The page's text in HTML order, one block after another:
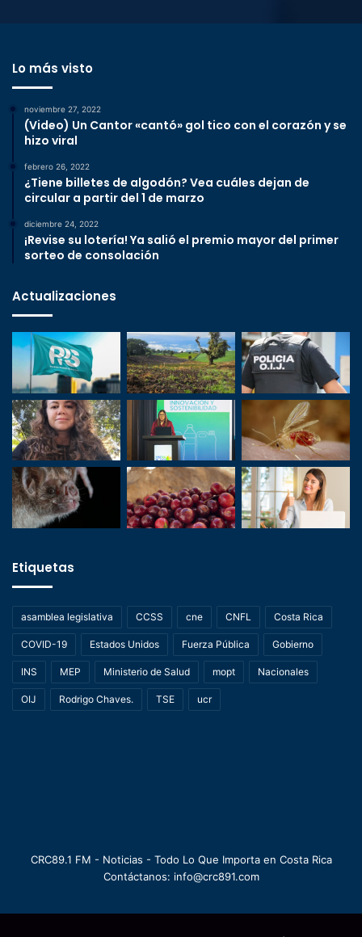
Lo más visto
noviembre 27, 2022
(Video) Un Cantor «cantó» gol tico con el corazón y se
hizo viral
febrero 26, 2022
¿Tiene billetes de algodón? Vea cuáles dejan de
circular a partir del 1 de marzo
diciembre 24, 2022
¡Revise su lotería! Ya salió el premio mayor del primer
sorteo de consolación
Actualizaciones
Etiquetas
asamblea legislativa CCSS cne CNFL Costa Rica
COVID-19 Estados Unidos Fuerza Pública Gobierno
INS MEP Ministerio de Salud mopt Nacionales
OIJ Rodrigo Chaves. TSE ucr
CRC89.1 FM - Noticias - Todo Lo Que Importa en Costa Rica
Contáctanos: info@crc891.com